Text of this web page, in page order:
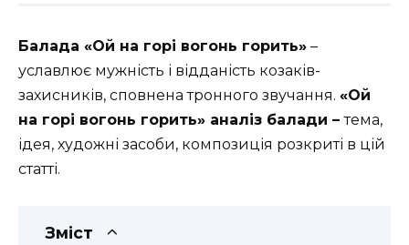
Балада «Ой на горі вогонь горить» –
уславлює мужність і відданість козаків-
захисників, сповнена тронного звучання. «Ой
на горі вогонь горить» аналіз балади –тема,
ідея, художні засоби, композиція розкриті в цій
статті.
Зміст